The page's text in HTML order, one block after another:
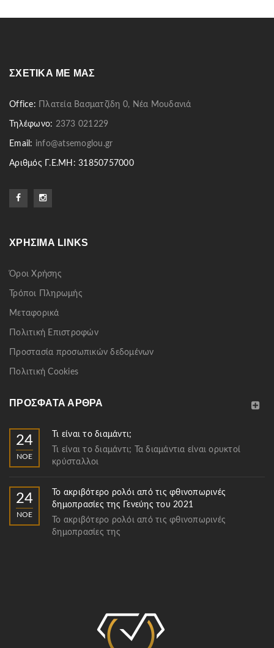
ΣΧΕΤΙΚΆ ΜΕ ΜΑΣ
Office: Πλατεία Βασματζίδη 0, Νέα Μουδανιά
Τηλέφωνο: 2373 021229
Email: info@atsemoglou.gr
Αριθμός Γ.Ε.ΜΗ: 31850757000
ΧΡΉΣΙΜΑ LINKS
Όροι Χρήσης
Τρόποι Πληρωμής
Μεταφορικά
Πολιτική Επιστροφών
Προστασία προσωπικών δεδομένων
Πολιτική Cookies
ΠΡΌΣΦΑΤΑ ΆΡΘΡΑ
24
ΝΟΈ
Τι είναι το διαμάντι;
Τι είναι το διαμάντι; Τα διαμάντια είναι ορυκτοί
κρύσταλλοι
24
ΝΟΈ
Το ακριβότερο ρολόι από τις φθινοπωρινές
δημοπρασίες της Γενεύης του 2021
Το ακριβότερο ρολόι από τις φθινοπωρινές
δημοπρασίες της